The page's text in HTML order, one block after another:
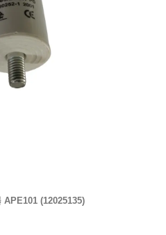
(12025135)